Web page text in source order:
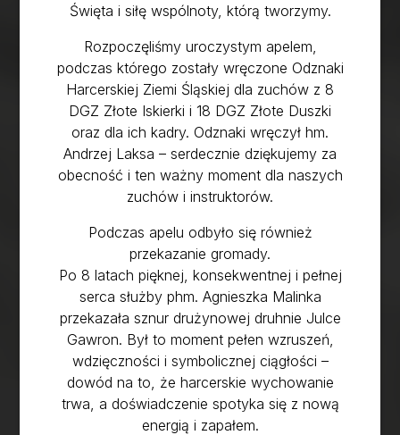
Święta i siłę wspólnoty, którą tworzymy.
Rozpoczęliśmy uroczystym apelem,
podczas którego zostały wręczone Odznaki
Harcerskiej Ziemi Śląskiej dla zuchów z 8
DGZ Złote Iskierki i 18 DGZ Złote Duszki
oraz dla ich kadry. Odznaki wręczył hm.
Andrzej Laksa – serdecznie dziękujemy za
obecność i ten ważny moment dla naszych
zuchów i instruktorów.
Podczas apelu odbyło się również
przekazanie gromady.
Po 8 latach pięknej, konsekwentnej i pełnej
serca służby phm. Agnieszka Malinka
przekazała sznur drużynowej druhnie Julce
Gawron. Był to moment pełen wzruszeń,
wdzięczności i symbolicznej ciągłości –
dowód na to, że harcerskie wychowanie
trwa, a doświadczenie spotyka się z nową
energią i zapałem.